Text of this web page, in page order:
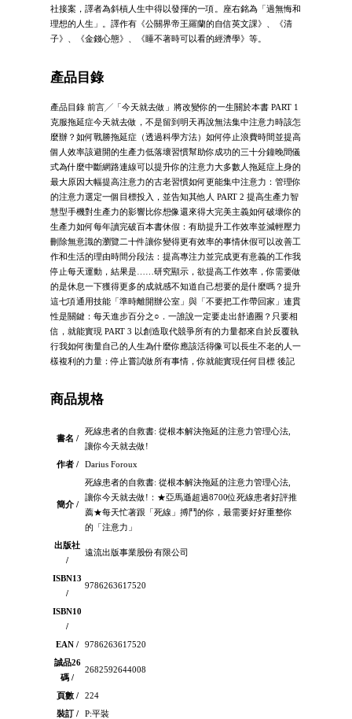
社接案，譯者為斜槓人生中得以發揮的一項。座右銘為「過無悔和
理想的人生」。譯作有《公關界帝王羅蘭的自信英文課》、《清
子》、《金錢心態》、《睡不著時可以看的經濟學》等。
產品目錄
產品目錄 前言╱「今天就去做」將改變你的一生關於本書 PART 1
克服拖延症今天就去做，不是留到明天再說無法集中注意力時該怎
麼辦？如何戰勝拖延症（透過科學方法）如何停止浪費時間並提高
個人效率該避開的生產力低落壞習慣幫助你成功的三十分鐘晚間儀
式為什麼中斷網路連線可以提升你的注意力大多數人拖延症上身的
最大原因大幅提高注意力的古老習慣如何更能集中注意力：管理你
的注意力選定一個目標投入，並告知其他人 PART 2 提高生產力智
慧型手機對生產力的影響比你想像還來得大完美主義如何破壞你的
生產力如何每年讀完破百本書休假：有助提升工作效率並減輕壓力
刪除無意識的瀏覽二十件讓你變得更有效率的事情休假可以改善工
作和生活的理由時間分段法：提高專注力並完成更有意義的工作我
停止每天運動，結果是……研究顯示，欲提高工作效率，你需要做
的是休息一下獲得更多的成就感不知道自己想要的是什麼嗎？提升
這七項通用技能「準時離開辦公室」與「不要把工作帶回家」連貫
性是關鍵：每天進步百分之○．一誰說一定要走出舒適圈？只要相
信，就能實現 PART 3 以創造取代競爭所有的力量都來自於反覆執
行我如何衡量自己的人生為什麼你應該活得像可以長生不老的人一
樣複利的力量：停止嘗試做所有事情，你就能實現任何目標 後記
商品規格
書名 /
死線患者的自救書: 從根本解決拖延的注意力管理心法,
讓你今天就去做!
作者 /
Darius Foroux
簡介 /
死線患者的自救書: 從根本解決拖延的注意力管理心法,
讓你今天就去做!：★亞馬遜超過8700位死線患者好評推
薦★每天忙著跟「死線」搏鬥的你，最需要好好重整你
的「注意力」
出版社
/
遠流出版事業股份有限公司
ISBN13
/
9786263617520
ISBN10
/
EAN /
9786263617520
誠品26
碼 /
2682592644008
頁數 /
224
裝訂 /
P:平裝